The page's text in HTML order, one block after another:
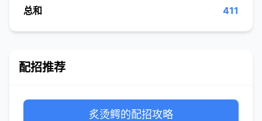
总和 411
配招推荐
炙烫鳄的配招攻略